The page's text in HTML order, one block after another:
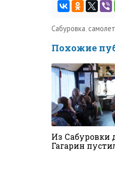
Сабуровка,
Похожие
Из Сабуровки
Гагарин